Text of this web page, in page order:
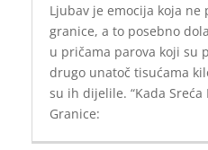
Ljubav je emocija koja ne
granice, a to posebno
u pričama parova koji su
drugo unatoč tisućama
su ih dijelile. “Kada Sreća
Granice: